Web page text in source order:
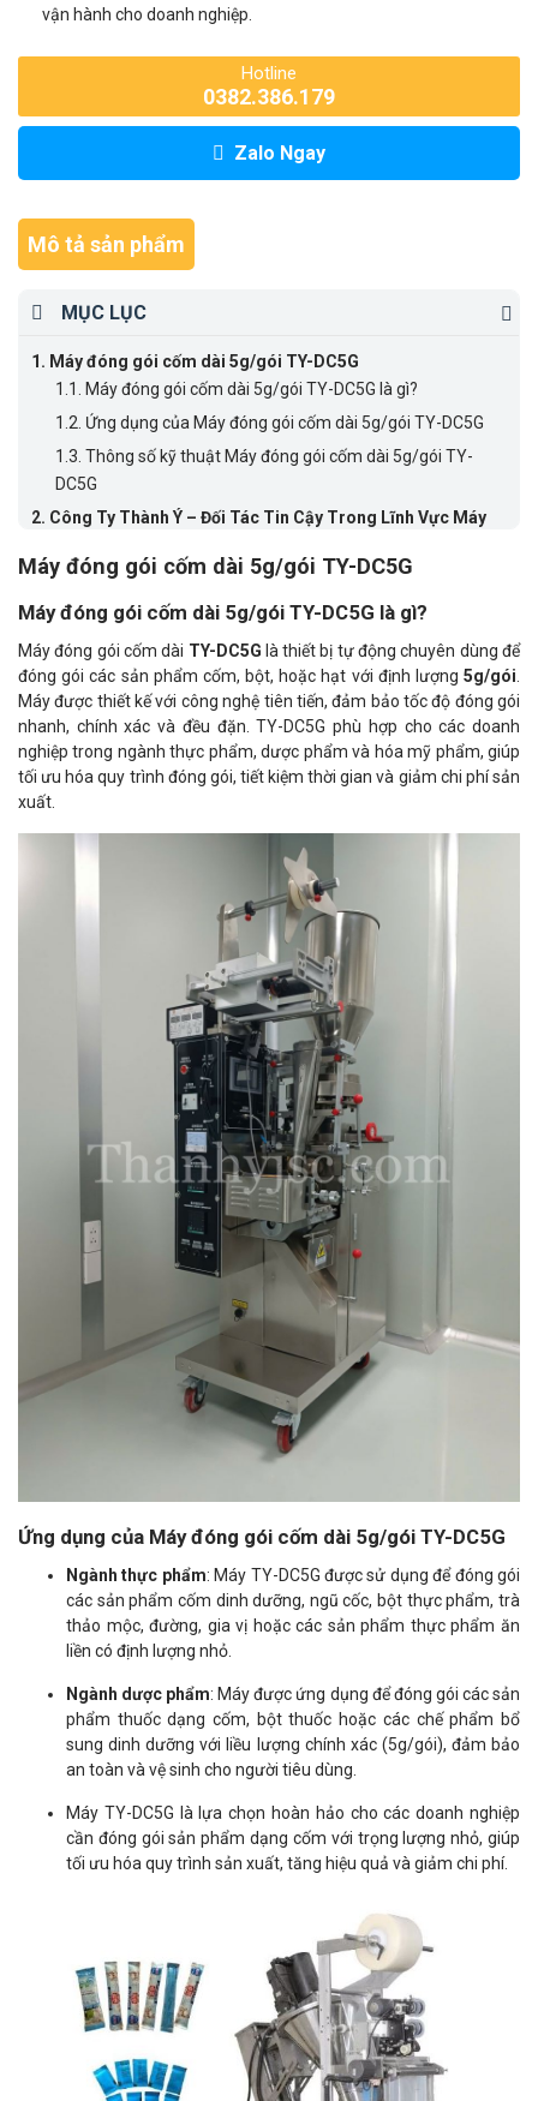
vận hành cho doanh nghiệp.
Hotline
0382.386.179
Zalo Ngay
Mô tả sản phẩm
MỤC LỤC
1. Máy đóng gói cốm dài 5g/gói TY-DC5G
1.1.
Máy đóng gói cốm dài 5g/gói TY-DC5G là gì?
1.2. Ứng dụng của Máy đóng gói cốm dài 5g/gói TY-DC5G
1.3. Thông số kỹ thuật Máy đóng gói cốm dài 5g/gói TY-
DC5G
2. Công Ty Thành Ý – Đối Tác Tin Cậy Trong Lĩnh Vực Máy
Máy đóng gói cốm dài 5g/gói TY-DC5G
Máy đóng gói cốm dài 5g/gói TY-DC5G là gì?
Máy đóng gói cốm dài TY-DC5G là thiết bị tự động chuyên dùng để
đóng gói các sản phẩm cốm, bột, hoặc hạt với định lượng 5g/gói
Máy được thiết kế với công nghệ tiên tiến, đảm bảo tốc độ đóng gói
nhanh, chính xác và đều đặn. TY-DC5G phù hợp cho các doanh
nghiệp trong ngành thực phẩm, dược phẩm và hóa mỹ phẩm, giúp
tối ưu hóa quy trình đóng gói, tiết kiệm thời gian và giảm chi phí sản
xuất.
Ứng dụng của Máy đóng gói cốm dài 5g/gói TY-DC5G
Ngành thực phẩm: Máy TY-DC5G được sử dụng để đóng gói
các sản phẩm cốm dinh dưỡng, ngũ cốc, bột thực phẩm, trà
thảo mộc, đường, gia vị hoặc các sản phẩm thực phẩm ăn
liền có định lượng nhỏ.
Ngành dược phẩm: Máy được ứng dụng để đóng gói các sản
phẩm thuốc dạng cốm, bột thuốc hoặc các chế phẩm bổ
sung dinh dưỡng với liều lượng chính xác (5g/gói), đảm bảo
an toàn và vệ sinh cho người tiêu dùng.
Máy TY-DC5G là lựa chọn hoàn hảo cho các doanh nghiệp
cần đóng gói sản phẩm dạng cốm với trọng lượng nhỏ, giúp
tối ưu hóa quy trình sản xuất, tăng hiệu quả và giảm chi phí.